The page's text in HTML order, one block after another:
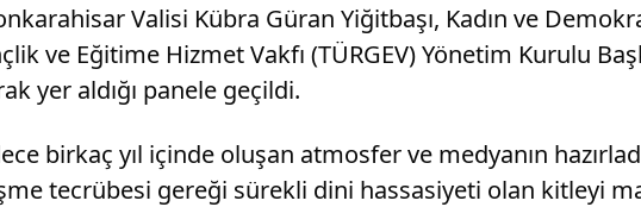
Valisi Kübra Güran Yiğitbaşı, Kadın ve
ve Eğitime Hizmet Vakfı (TÜRGEV) Yönetim Kurulu
yer aldığı panele geçildi.
birkaç yıl içinde oluşan atmosfer ve medyanın
tecrübesi gereği sürekli dini hassasiyeti olan kitleyi